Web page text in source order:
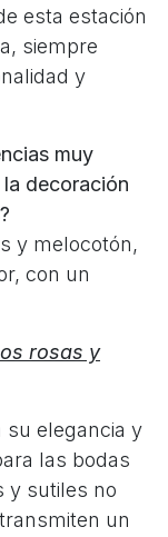
esta estación
siempre
y
muy
decoración
y melocotón,
con un
rosas y
su elegancia y
las bodas
y sutiles no
un